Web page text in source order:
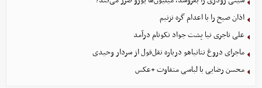
اذان صبح را با اعدام گره نزنیم
علی تاجری‌ نیا پشت جواد نکونام درآمد
ماجرای دروغ نتانیاهو درباره نقل‌قول از سردار وحیدی
محسن رضایی با لباسی متفاوت +عکس